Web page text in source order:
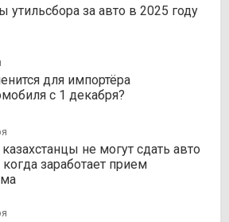
утильсбора за авто в 2025 году
для импортёра
с 1 декабря?
не могут сдать авто
когда заработает прием